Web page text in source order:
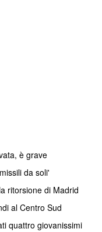
è grave
da soli'
ritorsione di Madrid
al Centro Sud
quattro giovanissimi